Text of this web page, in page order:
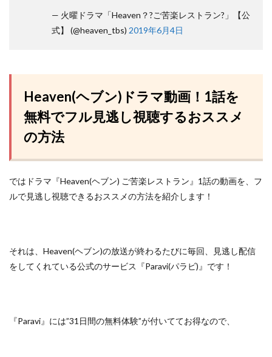
— 火曜ドラマ「Heaven？?ご苦楽レストラン?」【公
式】 (@heaven_tbs) 2019年6月4日
Heaven(ヘブン)ドラマ動画！1話を
無料でフル見逃し視聴するおススメ
の方法
ではドラマ『Heaven(ヘブン) ご苦楽レストラン』1話の動画を、フ
ルで見逃し視聴できるおススメの方法を紹介します！
それは、Heaven(ヘブン)の放送が終わるたびに毎回、見逃し配信
をしてくれている公式のサービス『Paravi(パラビ)』 です！
『Paravi』には”31日間の無料体験”が付いててお得なので、